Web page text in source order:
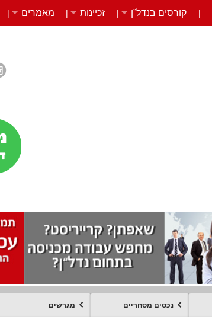
| קורסים בנדל”ן | זכיינות | מאמרים |
נכסים מסחריים מגרשים